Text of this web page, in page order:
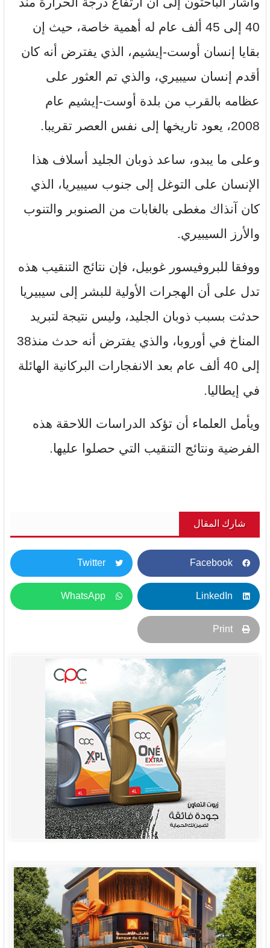
40 إلى 45 ألف عام له أهمية خاصة، حيث إن
بقايا إنسان أوست-إيشيم، الذي يفترض أنه كان
أقدم إنسان سيبيري، والذي تم العثور على
عظامه بالقرب من بلدة أوست-إيشيم عام
2008، يعود تاريخها إلى نفس العصر تقريبا.
وعلى ما يبدو، ساعد ذوبان الجليد أسلاف هذا
الإنسان على التوغل إلى جنوب سيبيريا، الذي
كان آنذاك مغطى بالغابات من الصنوبر والتنوب
والأرز السيبيري.
ووفقا للبروفيسور غوبيل، فإن نتائج التنقيب هذه
تدل على أن الهجرات الأولية للبشر إلى سيبيريا
حدثت بسبب ذوبان الجليد، وليس نتيجة لتبريد
المناخ في أوروبا، والذي يفترض أنه حدث منذ38
إلى 40 ألف عام بعد الانفجارات البركانية الهائلة
في إيطاليا.
ويأمل العلماء أن تؤكد الدراسات اللاحقة هذه
الفرضية ونتائج التنقيب التي حصلوا عليها.
شارك المقال
Facebook
Twitter
LinkedIn
WhatsApp
Print